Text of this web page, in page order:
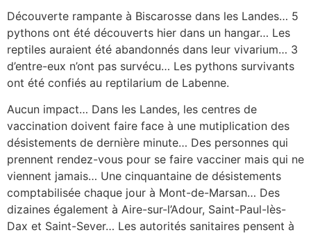
Découverte rampante à Biscarosse dans les Landes… 5
pythons ont été découverts hier dans un hangar… Les
reptiles auraient été abandonnés dans leur vivarium… 3
d’entre-eux n’ont pas survécu… Les pythons survivants
ont été confiés au reptilarium de Labenne.
Aucun impact… Dans les Landes, les centres de
vaccination doivent faire face à une mutiplication des
désistements de dernière minute… Des personnes qui
prennent rendez-vous pour se faire vacciner mais qui ne
viennent jamais… Une cinquantaine de désistements
comptabilisée chaque jour à Mont-de-Marsan… Des
dizaines également à Aire-sur-l’Adour, Saint-Paul-lès-
Dax et Saint-Sever… Les autorités sanitaires pensent à